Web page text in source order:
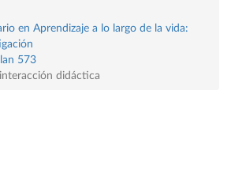
en Aprendizaje a lo largo de la vida:
573
didáctica